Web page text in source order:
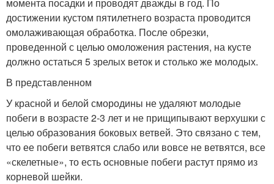
достижении кустом пятилетнего возраста проводится
омолаживающая обработка. После обрезки,
проведенной с целью омоложения растения, на кусте
должно остаться 5 зрелых веток и столько же молодых.
В представленном
У красной и белой смородины не удаляют молодые
побеги в возрасте 2-3 лет и не прищипывают верхушки с
целью образования боковых ветвей. Это связано с тем,
что ее побеги ветвятся слабо или вовсе не ветвятся, все
«скелетные», то есть основные побеги растут прямо из
корневой шейки.